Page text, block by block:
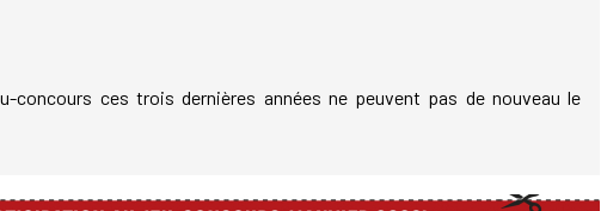
concours ces trois dernières années ne peuvent pas de nouveau le